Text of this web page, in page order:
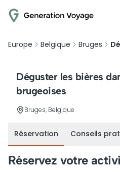
Europe Belgique Bruges
Déguster les bières
brugeoises
Bruges, Belgique
Réservation Conseils
Réservez votre